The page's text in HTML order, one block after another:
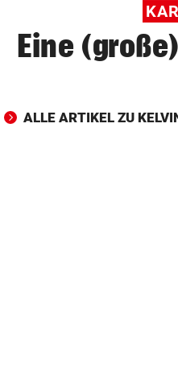
Eine
ALLE ARTIKEL ZU